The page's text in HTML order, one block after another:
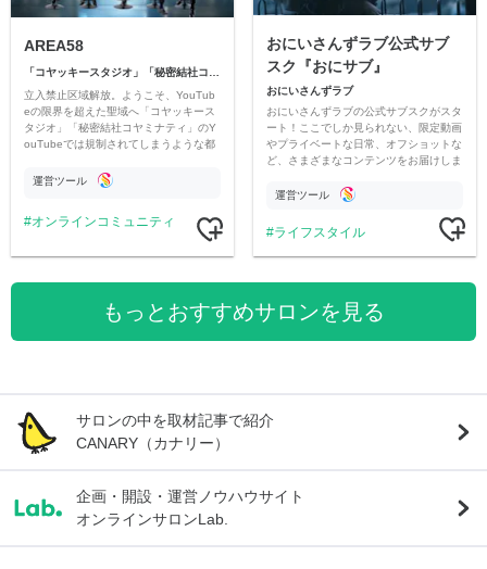
AREA58
「コヤッキースタジオ」「秘密結社コヤミナティ」
立入禁止区域解放。ようこそ、YouTub
eの限界を超えた聖域へ「コヤッキース
タジオ」「秘密結社コヤミナティ」のY
ouTubeでは規制されてしまうような都
公開。
運営ツール
オンラインコミュニティ
おにいさんずラブ公式サブ
スク『おにサブ』
おにいさんずラブ
おにいさんずラブの公式サブスクがスタ
ート！ここでしか見られない、限定動画
やプライベートな日常、オフショットな
ど、さまざまなコンテンツをお届けしま
運営ツール
ライフスタイル
もっとおすすめサロンを見る
サロンの中を取材記事で紹介
CANARY（カナリー）
企画・開設・運営ノウハウサイト
オンラインサロンLab.